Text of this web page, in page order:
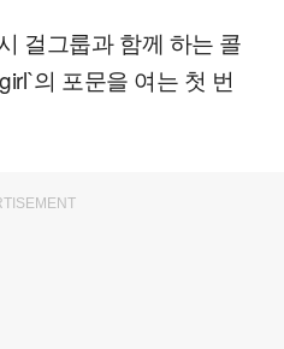
걸그룹과 함께 하는 콜
의 포문을 여는 첫 번